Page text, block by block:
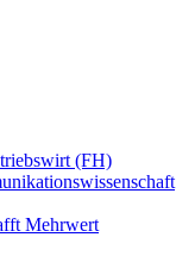
(FH)
Mehrwert